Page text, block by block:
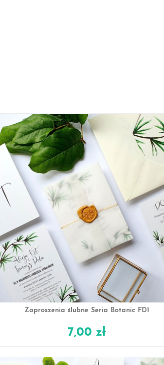
Zaproszenia ślubne Seria Botanic FD1
7,00 zł